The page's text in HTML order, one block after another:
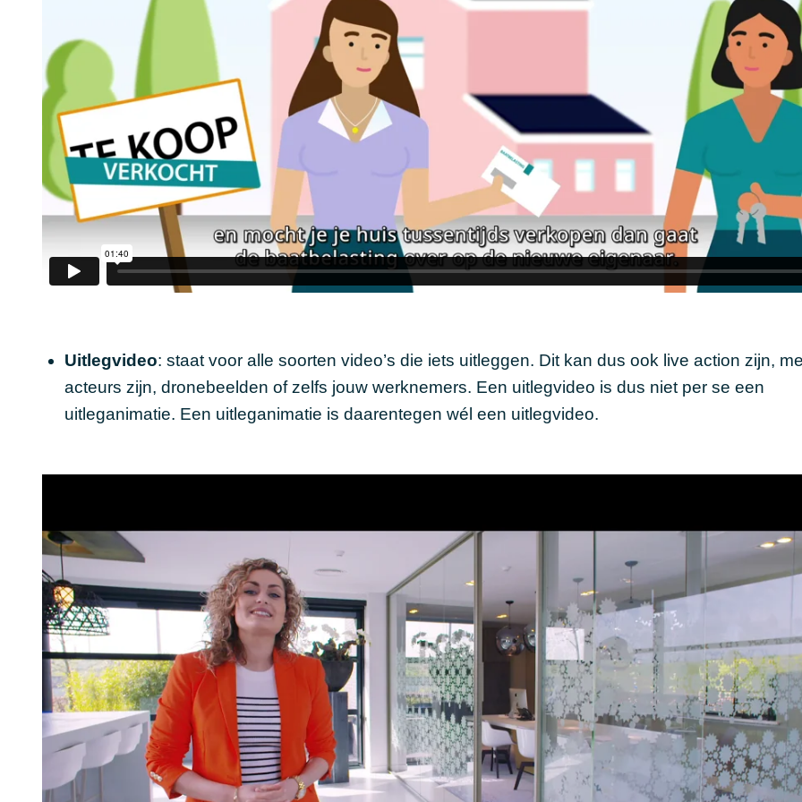
Uitlegvideo: staat voor alle soorten video’s die iets uitleggen. Dit kan dus ook live action zijn,
acteurs zijn, dronebeelden of zelfs jouw werknemers. Een uitlegvideo is dus niet per se een
uitleganimatie. Een uitleganimatie is daarentegen wél een uitlegvideo.